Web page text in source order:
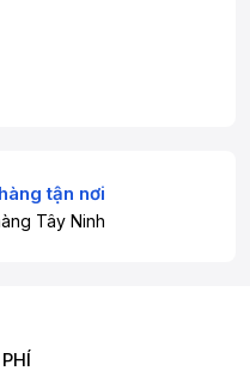
tận nơi
Tây Ninh